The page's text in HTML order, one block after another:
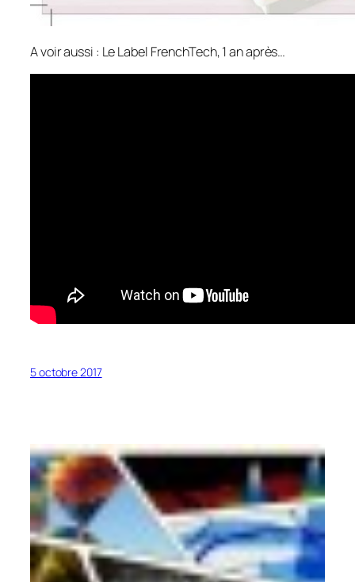
A voir aussi : Le Label FrenchTech, 1 an après…
5 octobre 2017